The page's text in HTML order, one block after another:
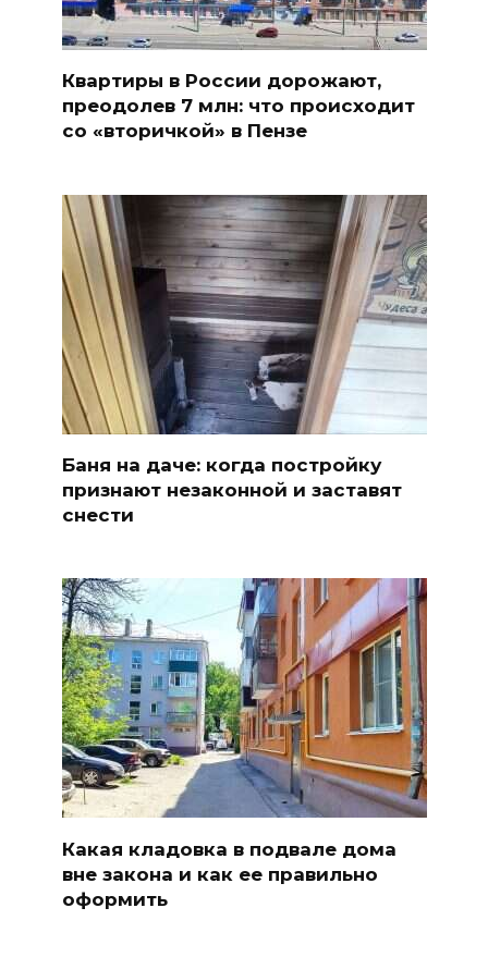
Квартиры в России дорожают,
преодолев 7 млн: что происходит
со «вторичкой» в Пензе
Баня на даче: когда постройку
признают незаконной и заставят
снести
Какая кладовка в подвале дома
вне закона и как ее правильно
оформить